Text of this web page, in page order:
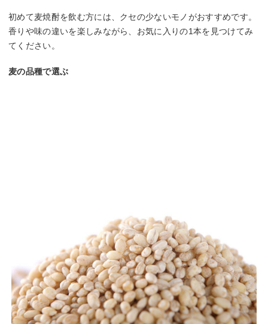
初めて麦焼酎を飲む方には、クセの少ないモノがおすすめです。
香りや味の違いを楽しみながら、お気に入りの1本を見つけてみ
てください。
麦の品種で選ぶ